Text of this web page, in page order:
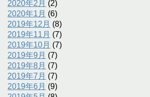
2020年2月 (2)
2020年1月 (6)
2019年12月 (8)
2019年11月 (7)
2019年10月 (7)
2019年9月 (7)
2019年8月 (7)
2019年7月 (7)
2019年6月 (9)